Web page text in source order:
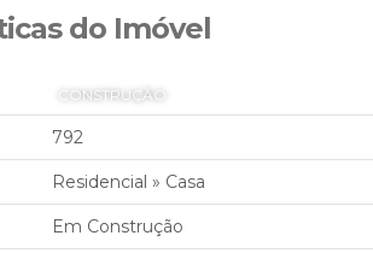
do Imóvel
CONSTRUÇÃO
792
Residencial » Casa
Em Construção